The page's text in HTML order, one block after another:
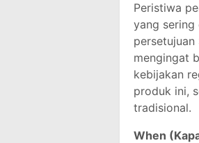
Peristiwa
yang sering
persetujuan
mengingat
kebijakan
produk ini,
tradisional.
When